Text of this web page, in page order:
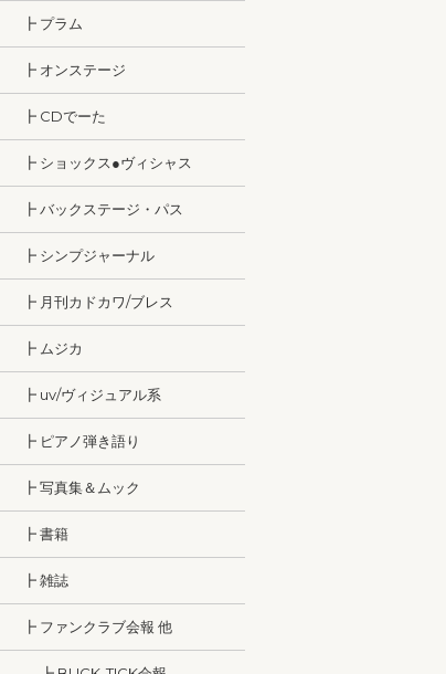
┣ プラム
┣ オンステージ
┣ CDでーた
┣ ショックス●ヴィシャス
┣ バックステージ・パス
┣ シンプジャーナル
┣ 月刊カドカワ/ブレス
┣ ムジカ
┣ uv/ヴィジュアル系
┣ ピアノ弾き語り
┣ 写真集＆ムック
┣ 書籍
┣ 雑誌
┣ ファンクラブ会報 他